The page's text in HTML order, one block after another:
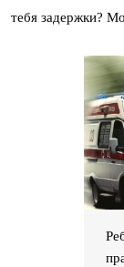
тебя задержки?